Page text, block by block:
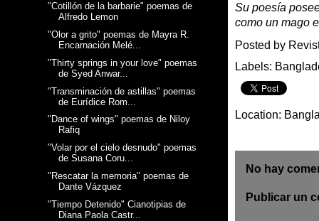
Su poesía
como un mago
Posted by
Labels:
Location:
No hay
Publicar un
"Cotillón de la barbarie" poemas de
Alfredo Lemon
"Olor a grito" poemas de Mayra R.
Encarnación Melé...
"Thirty springs in your love" poemas
de Syed Anwar...
"Transminación de astillas" poemas
de Eurídice Rom...
"Dance of wings" poemas de Niloy
Rafiq
"Volar por el cielo desnudo" poemas
de Susana Coru...
"Rescatar la memoria" poemas de
Dante Vázquez
"Tiempo Detenido" Cianotipias de
Diana Paola Castr...